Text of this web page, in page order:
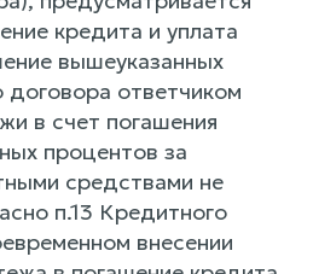
кредита и уплата
вышеуказанных
договора ответчиком
в счет погашения
процентов за
средствами не
п.13 Кредитного
внесении